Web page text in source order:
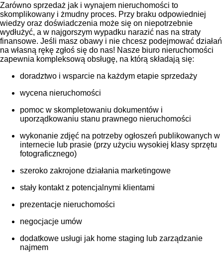
Zarówno sprzedaż jak i wynajem nieruchomości to
skomplikowany i żmudny proces. Przy braku odpowiedniej
wiedzy oraz doświadczenia może się on niepotrzebnie
wydłużyć, a w najgorszym wypadku narazić nas na straty
finansowe. Jeśli masz obawy i nie chcesz podejmować działań
na własną rękę zgłoś się do nas! Nasze biuro nieruchomości
zapewnia kompleksową obsługę, na którą składają się:
doradztwo i wsparcie na każdym etapie sprzedaży
wycena nieruchomości
pomoc w skompletowaniu dokumentów i
uporządkowaniu stanu prawnego nieruchomości
wykonanie zdjęć na potrzeby ogłoszeń publikowanych w
internecie lub prasie (przy użyciu wysokiej klasy sprzętu
fotograficznego)
szeroko zakrojone działania marketingowe
stały kontakt z potencjalnymi klientami
prezentacje nieruchomości
negocjacje umów
dodatkowe usługi jak home staging lub zarządzanie
najmem